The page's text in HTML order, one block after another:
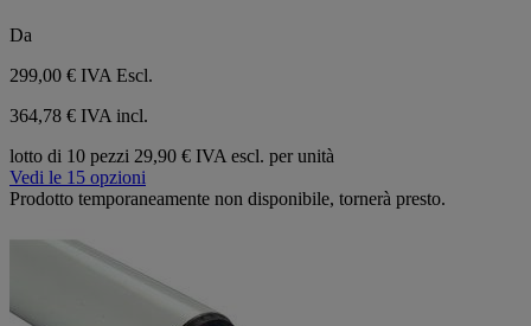
Da
299,00 € IVA Escl.
364,78 € IVA incl.
lotto di 10 pezzi 29,90 € IVA escl. per unità
Vedi le 15 opzioni
Prodotto temporaneamente non disponibile, tornerà presto.